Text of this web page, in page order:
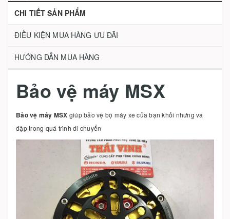
CHI TIẾT SẢN PHẨM
ĐIỀU KIỆN MUA HÀNG ƯU ĐÃI
HƯỚNG DẪN MUA HÀNG
Bảo vệ máy MSX
Bảo vệ máy MSX giúp bảo vệ bộ máy xe của bạn khỏi nhưng va
đập trong quá trình di chuyển